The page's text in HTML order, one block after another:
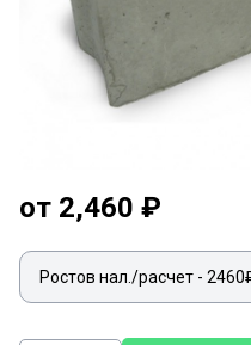
от 2,460 ₽